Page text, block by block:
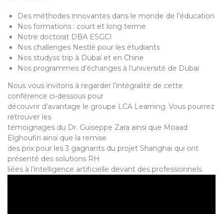
Des méthodes innovantes dans le monde de l’éducation
Nos formations : court et long terme
Notre doctorat DBA ESGCI
Nos challenges Nestlé pour les étudiants
Nos studyss trip à Dubaï et en Chine
Nos programmes d’échanges à l’université de Dubaï
Nous vous invitons à regarder l’intégralité de cette
conférence ci-dessous pour
découvrir d’avantage le groupe LCA Learning. Vous pourrez
retrouver les
témoignages du Dr. Guiseppe Zara ainsi que Moaad
Elghoufiri ainsi que la remise
des prix pour les 3 gagnants du projet Shanghai qui ont
présenté des solutions RH
liées à l’intelligence artificielle devant des professionnels.